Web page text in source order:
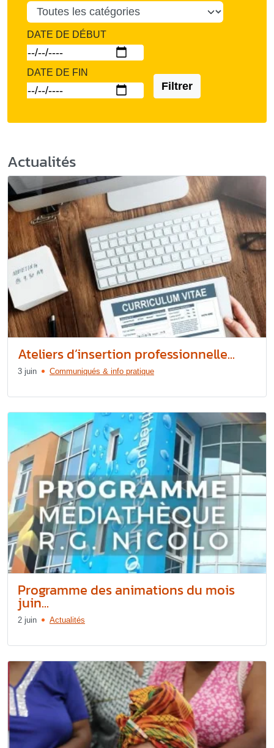
DATE DE DÉBUT
DATE DE FIN
Filtrer
Actualités
Ateliers d’insertion professionnelle...
3 juin Communiqués & info pratique
Programme des animations du mois
juin...
2 juin Actualités